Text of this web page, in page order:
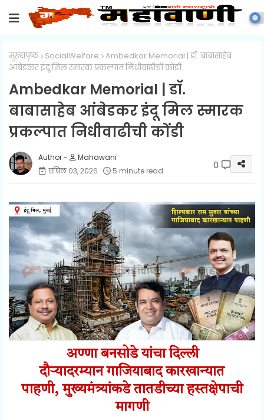
मुख्यपृष्ठ SocialWelfare
Ambedkar Memorial | डॉ. बाबासाहेब
आंबेडकर इंदू मिल स्मारक प्रकल्पात निधीवाढीची कोंडी
Ambedkar Memorial | डॉ.
बाबासाहेब आंबेडकर इंदू मिल स्मारक
प्रकल्पात निधीवाढीची कोंडी
Mahawani
एप्रिल ०३, २०२६
5 minute read 0
अण्णा बनसोडे यांचा दिल्ली
दौऱ्यादरम्यानगाजियाबाद कारखान्यात
पाहणी,मुख्यमंत्र्यांकडे तातडीच्या हस्तक्षेपाची
मागणी